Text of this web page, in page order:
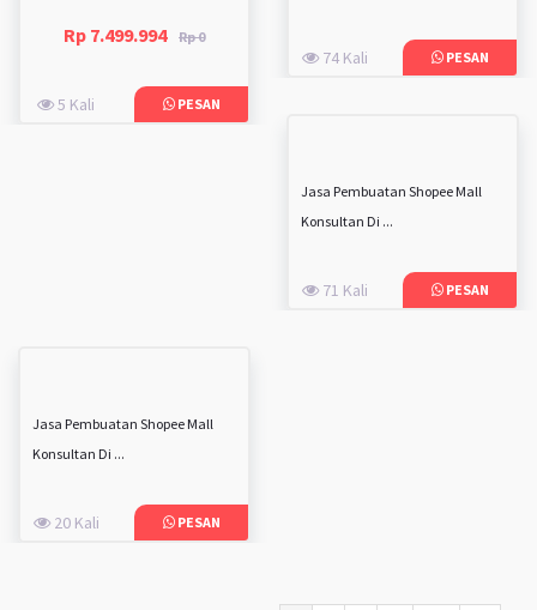
Rp 7.499.994 Rp 0
5 Kali PESAN
74 Kali PESAN
Jasa Pembuatan Shopee Mall
Konsultan Di ...
71 Kali PESAN
Jasa Pembuatan Shopee Mall
Konsultan Di ...
20 Kali PESAN